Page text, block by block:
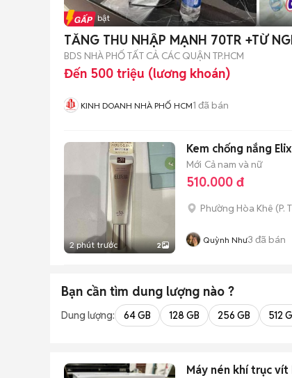
Tin nổi bật
TĂNG THU NHẬP MẠNH 70TR +TỪ
BDS NHÀ PHỐ TẤT CẢ CÁC QUẬN TP.HCM
Đến 500 triệu (lương khoán)
KINH DOANH NHÀ PHỐ HCM1 đã bán
2 phút trước 2
Kem chống nắng
Mới Cả nam và nữ
510.000 đ
Phường Hòa Khê (P.
Quỳnh Như3 đã bán
Bạn cần tìm dung lượng nào ?
Dung lượng: 64 GB 128 GB 256 GB 512
Máy nén khí trục